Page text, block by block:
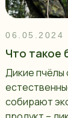
06.05.2024
Что такое
Дикие
собирают